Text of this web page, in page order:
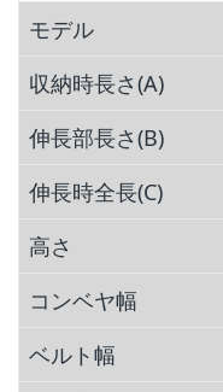
モデル
収納時長さ(A)
伸長部長さ(B)
伸長時全長(C)
高さ
コンベヤ幅
ベルト幅